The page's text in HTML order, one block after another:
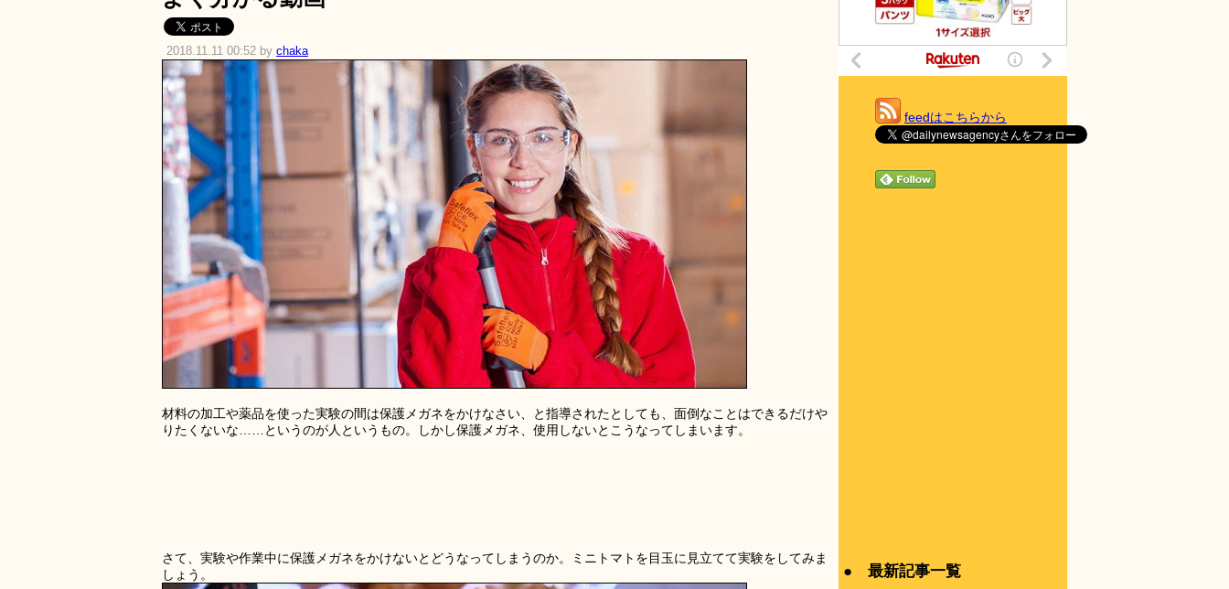
2018.11.11 00:52 by chaka
材料の加工や薬品を使った実験の間は保護メガネをかけなさい、と指導されたとしても、面倒なことはできるだけや
りたくないな……というのが人というもの。しかし保護メガネ、使用しないとこうなってしまいます。
さて、実験や作業中に保護メガネをかけないとどうなってしまうのか。ミニトマトを目玉に見立てて実験をしてみま
しょう。
feedはこちらから
● 最新記事一覧